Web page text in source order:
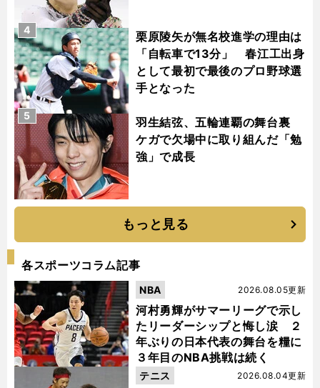
栗原陵矢が無名校進学の理由は
「自転車で13分」 春江工出身
として最初で最後のプロ野球選
手となった
4
羽生結弦、五輪連覇の舞台裏
ケガで欠場中に取り組んだ「勉
強」で成長
5
もっと見る
各スポーツコラム記事
河村勇輝がサマーリーグで示し
たリーダーシップと悔し涙 ２
年ぶりの日本代表の舞台を糧に
３年目のNBA挑戦は続く
2026.08.05更新
NBA
2026.08.04更新
テニス